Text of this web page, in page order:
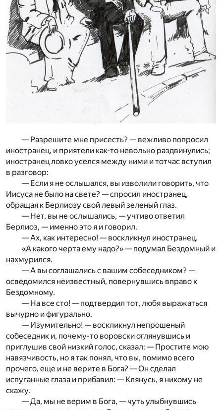
— Разрешите мне присесть? — вежливо попросил
иностранец, и приятели как-то невольно раздвинулись;
иностранец ловко уселся между ними и тотчас вступил
в разговор:
— Если я не ослышался, вы изволили говорить, что
Иисуса не было на свете? — спросил иностранец,
обращая к Берлиозу свой левый зеленый глаз.
— Нет, вы не ослышались, — учтиво ответил
Берлиоз, — именно это я и говорил.
— Ах, как интересно! — воскликнул иностранец.
«А какого черта ему надо?» — подумал Бездомный и
нахмурился.
— А вы соглашались с вашим собеседником? —
осведомился неизвестный, повернувшись вправо к
Бездомному.
— На все сто! — подтвердил тот, любя выражаться
вычурно и фигурально.
— Изумительно! — воскликнул непрошеный
собеседник и, почему-то воровски оглянувшись и
приглушив свой низкий голос, сказал: — Простите мою
навязчивость, но я так понял, что вы, помимо всего
прочего, еще и не верите в Бога? — Он сделал
испуганные глаза и прибавил: — Клянусь, я никому не
скажу.
— Да, мы не верим в Бога, — чуть улыбнувшись